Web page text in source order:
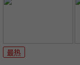
最热